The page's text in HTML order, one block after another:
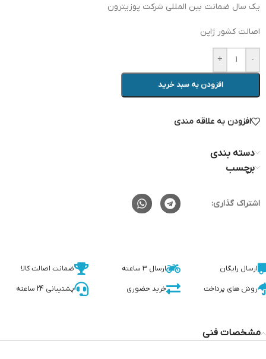
یک سال ضمانت بین المللی شرکت پوزیترون
اصالت کشور ژاپن
-
+
افزودن به سبد خرید
افزودن به علاقه مندی
دسته بندی
برچسب
اشتراک گذاری:
ارسال رایگان ارسال 3 ساعته ضمانت اصالت کالا
روش های پرداخت خرید حضوری پشتیبانی 24 ساعته
مشخصات فنی